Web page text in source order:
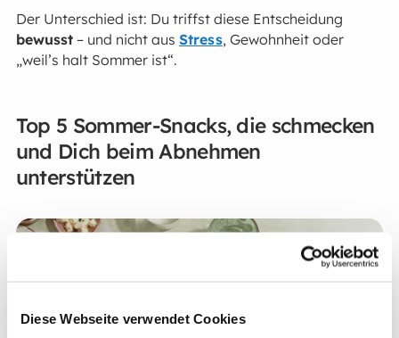
Diese Webseite verwendet Cookies
Der Unterschied ist: Du triffst diese Entscheidung
bewusst– und nicht aus Stress, Gewohnheit oder
„weil’s halt Sommer ist“.
Top 5 Sommer-Snacks, die schmecken
und Dich beim Abnehmen
unterstützen